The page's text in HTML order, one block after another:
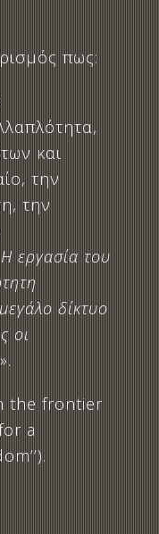
πως:
και
την
την
εργασία του
δίκτυο
οι
».
the frontier
a